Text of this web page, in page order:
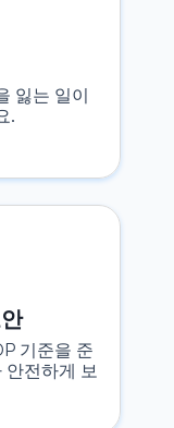
잃는 일이
.
기준을 준
안전하게 보